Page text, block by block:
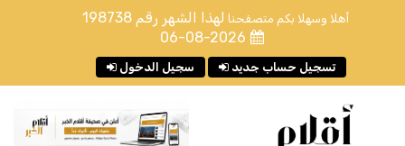
أهلا وسهلا بكم متصفحنا لهذا الشهر رقم198738
06-08-2026
سجيل الدخول تسجيل حساب جديد